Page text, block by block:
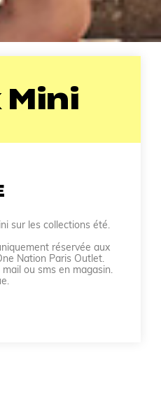
Mini
sur les collections été.
réservée aux
Nation Paris Outlet.
ou sms en magasin.